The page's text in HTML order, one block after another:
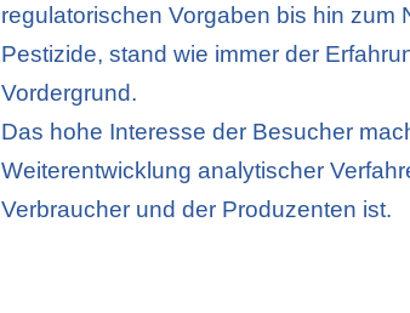
regulatorischen Vorgaben bis hin zum
Pestizide, stand wie immer der
Vordergrund.
Das hohe Interesse der Besucher
Weiterentwicklung analytischer
Verbraucher und der Produzenten ist.